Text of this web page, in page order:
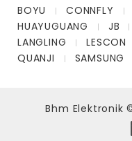
BOYU CONNFLY
HUAYUGUANG
JB
LANGLING
LESCON
QUANJI
SAMSUNG
Bhm Elektronik